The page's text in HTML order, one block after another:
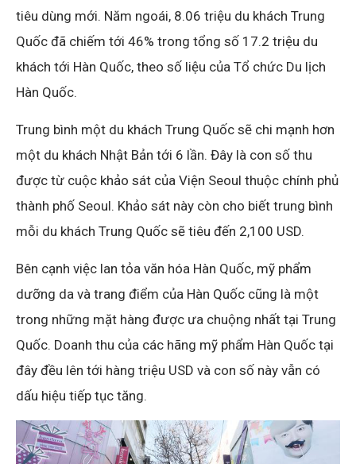
tiêu dùng mới. Năm ngoái, 8.06 triệu du khách Trung
Quốc đã chiếm tới 46% trong tổng số 17.2 triệu du
khách tới Hàn Quốc, theo số liệu của Tổ chức Du lịch
Hàn Quốc.
Trung bình một du khách Trung Quốc sẽ chi mạnh hơn
một du khách Nhật Bản tới 6 lần. Đây là con số thu
được từ cuộc khảo sát của Viện Seoul thuộc chính phủ
thành phố Seoul. Khảo sát này còn cho biết trung bình
mỗi du khách Trung Quốc sẽ tiêu đến 2,100 USD.
Bên cạnh việc lan tỏa văn hóa Hàn Quốc, mỹ phẩm
dưỡng da và trang điểm của Hàn Quốc cũng là một
trong những mặt hàng được ưa chuộng nhất tại Trung
Quốc. Doanh thu của các hãng mỹ phẩm Hàn Quốc tại
đây đều lên tới hàng triệu USD và con số này vẫn có
dấu hiệu tiếp tục tăng.